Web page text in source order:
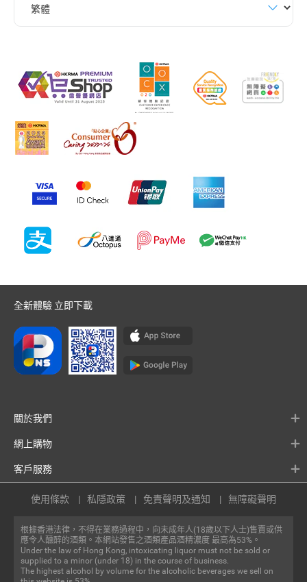
全新體驗 立即下載
關於我們
網上購物
客戶服務
根據香港法律，不得在業務過程中，向未成年人(18歲以下人士)售賣或供
應令人醺醉的酒類。本網站發售之酒類產品酒精濃度 最高為53%。
Under the law of Hong Kong, intoxicating liquor must not be sold or
supplied to a minor (under 18) in the course of business.
The highest alcohol by volume for the alcoholic beverages we sell on
使用條款 私隱政策 免責聲明及通知 無障礙聲明